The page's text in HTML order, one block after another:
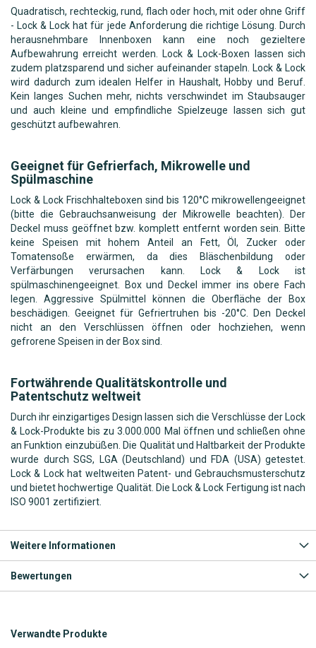
Quadratisch, rechteckig, rund, flach oder hoch, mit oder ohne Griff
- Lock & Lock hat für jede Anforderung die richtige Lösung. Durch
herausnehmbare Innenboxen kann eine noch gezieltere
Aufbewahrung erreicht werden. Lock & Lock-Boxen lassen sich
zudem platzsparend und sicher aufeinander stapeln. Lock & Lock
wird dadurch zum idealen Helfer in Haushalt, Hobby und Beruf.
Kein langes Suchen mehr, nichts verschwindet im Staubsauger
und auch kleine und empfindliche Spielzeuge lassen sich gut
geschützt aufbewahren.
Geeignet für Gefrierfach, Mikrowelle und
Spülmaschine
Lock & Lock Frischhalteboxen sind bis 120°C mikrowellengeeignet
(bitte die Gebrauchsanweisung der Mikrowelle beachten). Der
Deckel muss geöffnet bzw. komplett entfernt worden sein. Bitte
keine Speisen mit hohem Anteil an Fett, Öl, Zucker oder
Tomatensoße erwärmen, da dies Bläschenbildung oder
Verfärbungen verursachen kann. Lock & Lock ist
spülmaschinengeeignet. Box und Deckel immer ins obere Fach
legen. Aggressive Spülmittel können die Oberfläche der Box
beschädigen. Geeignet für Gefriertruhen bis -20°C. Den Deckel
nicht an den Verschlüssen öffnen oder hochziehen, wenn
gefrorene Speisen in der Box sind.
Fortwährende Qualitätskontrolle und
Patentschutz weltweit
Durch ihr einzigartiges Design lassen sich die Verschlüsse der Lock
& Lock-Produkte bis zu 3.000.000 Mal öffnen und schließen ohne
an Funktion einzubüßen. Die Qualität und Haltbarkeit der Produkte
wurde durch SGS, LGA (Deutschland) und FDA (USA) getestet.
Lock & Lock hat weltweiten Patent- und Gebrauchsmusterschutz
und bietet hochwertige Qualität. Die Lock & Lock Fertigung ist nach
ISO 9001 zertifiziert.
Weitere Informationen
Bewertungen
Verwandte Produkte